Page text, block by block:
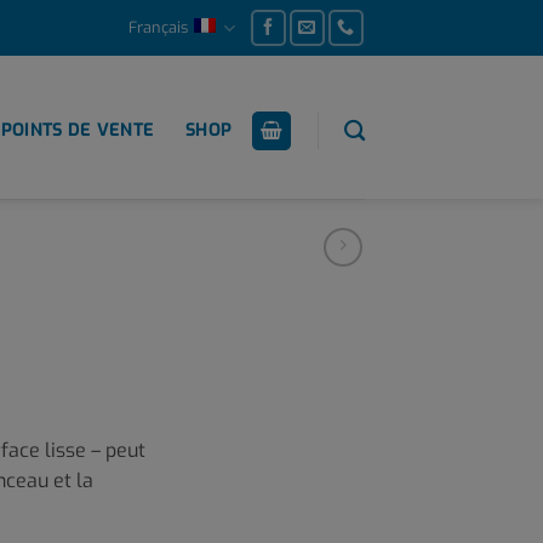
Français
POINTS DE VENTE SHOP
lisse – peut
et la